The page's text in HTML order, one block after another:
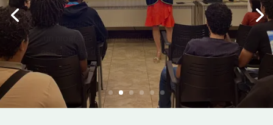
El Curso de Habilidades Blandas y Tecnología es
un programa formativo dirigido principalmente a
estudiantes de educación media, desarrollado en
alianza con…
Ver Más